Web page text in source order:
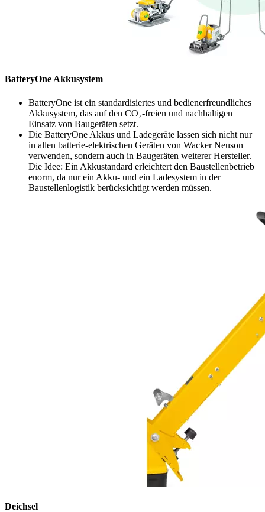
BatteryOne Akkusystem
BatteryOne ist ein standardisiertes und bedienerfreundliches
Akkusystem, das auf den CO₂-freien und nachhaltigen
Einsatz von Baugeräten setzt.
Die BatteryOne Akkus und Ladegeräte lassen sich nicht nur
in allen batterie-elektrischen Geräten von Wacker Neuson
verwenden, sondern auch in Baugeräten weiterer Hersteller.
Die Idee: Ein Akkustandard erleichtert den Baustellenbetrieb
enorm, da nur ein Akku- und ein Ladesystem in der
Baustellenlogistik berücksichtigt werden müssen.
Deichsel